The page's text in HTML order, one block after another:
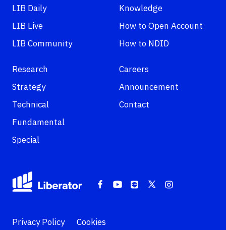
LIB Daily
LIB Live
LIB Community
Knowledge
How to Open Account
How to NDID
Research
Strategy
Technical
Fundamental
Special
Careers
Announcement
Contact
Privacy Policy
Cookies